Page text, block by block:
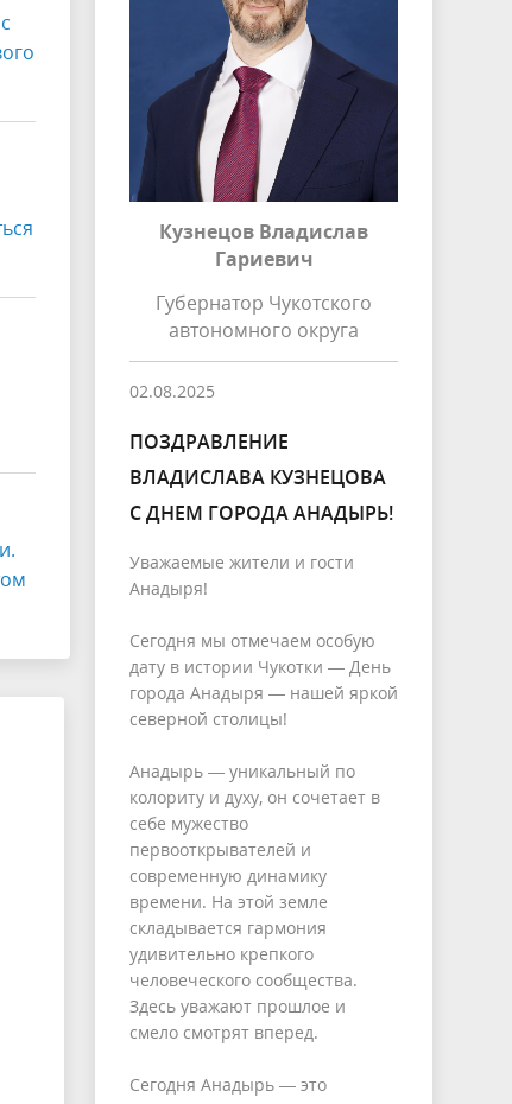
Кузнецов Владислав
Гариевич
Губернатор Чукотского
автономного округа
02.08.2025
ПОЗДРАВЛЕНИЕ
ВЛАДИСЛАВА КУЗНЕЦОВА
С ДНЕМ ГОРОДА АНАДЫРЬ!
Уважаемые жители и гости
Анадыря!
Сегодня мы отмечаем особую
дату в истории Чукотки — День
города Анадыря — нашей яркой
северной столицы!
Анадырь — уникальный по
колориту и духу, он сочетает в
себе мужество
первооткрывателей и
современную динамику
времени. На этой земле
складывается гармония
удивительно крепкого
человеческого сообщества.
Здесь уважают прошлое и
смело смотрят вперед.
Сегодня Анадырь — это